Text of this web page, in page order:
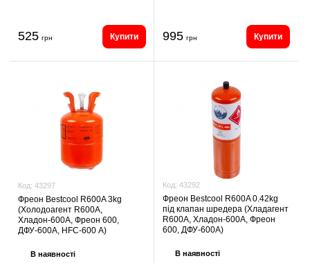
525 грн Купити 995 грн Купити
Код: 43297
Фреон Bestcool R600A 3kg
(Холодоагент R600A,
Хладон-600A, Фреон 600,
ДФУ-600A, HFC-600 А)
В наявності
Код: 43292
Фреон Bestcool R600A 0.42kg
під клапан шредера (Хладагент
R600A, Хладон-600A, Фреон
600, ДФУ-600A)
В наявності